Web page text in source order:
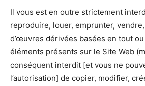
Il vous est en outre strictement
reproduire, louer, emprunter,
d’œuvres dérivées basées en tout
éléments présents sur le Site Web
conséquent interdit [et vous ne
l’autorisation] de copier, modifier,